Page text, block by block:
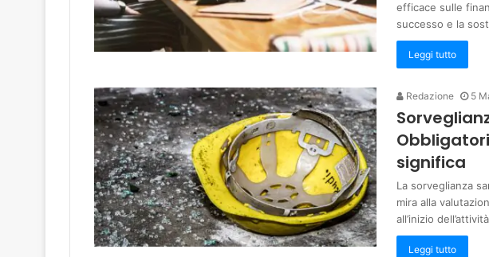
efficace sulle
successo e la
Leggi tutto
Redazione 5
significa
La sorveglianza
mira alla
all’inizio
Leggi tutto